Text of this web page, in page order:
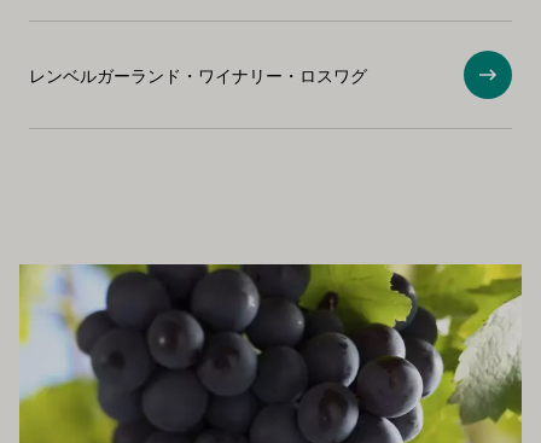
レンベルガーランド・ワイナリー・ロスワグ ショ
お勧めです
もっと詳しく